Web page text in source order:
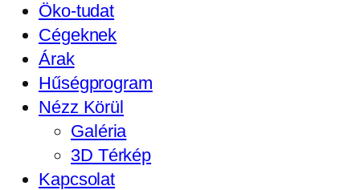
Öko-tudat
Cégeknek
Árak
Hűségprogram
Nézz Körül
Galéria
3D Térkép
Kapcsolat